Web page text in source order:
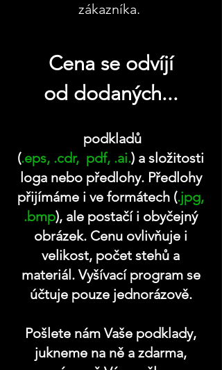
zákazníka.
Cena se odvíjí
od dodaných...
podkladů
(.eps, .cdr, pdf, .ai.) a složitosti
loga nebo předlohy. Předlohy
přijímáme i ve formátech (.jpg,
.bmp), ale postačí i obyčejný
obrázek. Cenu ovlivňuje i
velikost, počet stehů a
materiál. Vyšívací program se
účtuje pouze jednorázově.
Pošlete nám Vaše podklady,
jukneme na ně a zdarma,